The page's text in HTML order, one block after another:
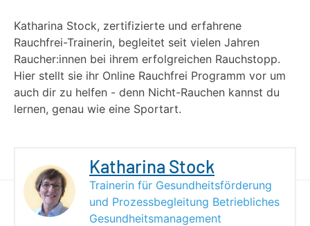
Katharina Stock, zertifizierte und erfahrene
Rauchfrei-Trainerin, begleitet seit vielen Jahren
Raucher:innen bei ihrem erfolgreichen Rauchstopp.
Hier stellt sie ihr Online Rauchfrei Programm vor um
auch dir zu helfen - denn Nicht-Rauchen kannst du
lernen, genau wie eine Sportart.
Katharina Stock
Trainerin für Gesundheitsförderung
und Prozessbegleitung Betriebliches
Gesundheitsmanagement